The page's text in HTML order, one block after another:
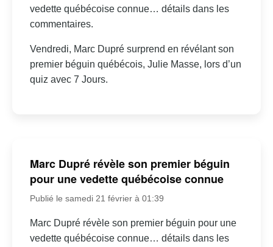
vedette québécoise connue… détails dans les
commentaires.
Vendredi, Marc Dupré surprend en révélant son
premier béguin québécois, Julie Masse, lors d’un
quiz avec 7 Jours.
Marc Dupré révèle son premier béguin
pour une vedette québécoise connue
Publié le samedi 21 février à 01:39
Marc Dupré révèle son premier béguin pour une
vedette québécoise connue… détails dans les